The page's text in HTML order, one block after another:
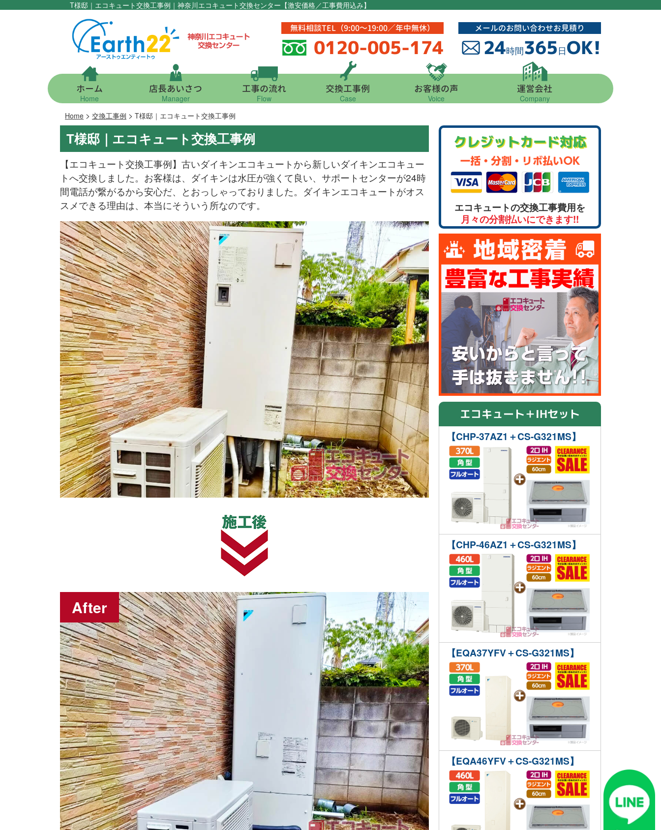
T様邸｜エコキュート交換工事例｜神奈川エコキュート交換センター【激安価格／工事費用込み】
無料相談TEL（9:00～19:00／年中無休）
0120-005-174
メールのお問い合わせお見積り
24時間365日OK!
ホーム
Home
店長あいさつ
Manager
工事の流れ
Flow
交換工事例
Case
お客様の声
Voice
運営会社
Company
Home > 交換工事例 > T様邸｜エコキュート交換工事例
T様邸｜エコキュート交換工事例
【エコキュート交換工事例】古いダイキンエコキュートから新しいダイキンエコキュー
トへ交換しました。お客様は、ダイキンは水圧が強くて良い、サポートセンターが24時
間電話が繋がるから安心だ、とおっしゃっておりました。ダイキンエコキュートがオス
スメできる理由は、本当にそういう所なのです。
クレジットカード対応
エコキュートの交換工事費用を
月々の分割払いにできます!!
エコキュート＋IHセット
【CHP-37AZ1＋CS-G321MS】
【CHP-46AZ1＋CS-G321MS】
【EQA37YFV＋CS-G321MS】
【EQA46YFV＋CS-G321MS】